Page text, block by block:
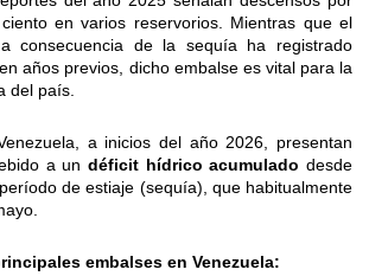
en varios reservorios. Mientras que el
consecuencia de la sequía ha registrado
años previos, dicho embalse es vital para la
del país.
a inicios del año 2026, presentan
a un déficit hídrico acumulado desde
de estiaje (sequía), que habitualmente
embalses en Venezuela: